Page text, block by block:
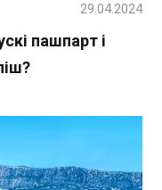
пашпарт і
29.04.2024